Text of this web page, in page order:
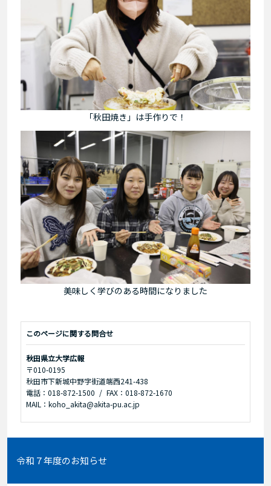
「秋田焼き」は手作りで！
美味しく学びのある時間になりました
このページに関する問合せ
秋田県立大学広報
〒010-0195
秋田市下新城中野字街道端西241-438
電話：018-872-1500
FAX：018-872-1670
MAIL：koho_akita@akita-pu.ac.jp
令和７年度のお知らせ